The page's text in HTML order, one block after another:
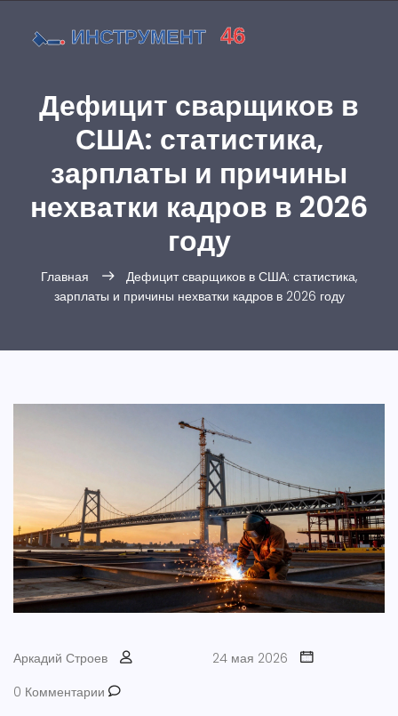
Дефицит сварщиков в
США: статистика,
зарплаты и причины
нехватки кадров в 2026
году
Главная
Дефицит сварщиков в США: статистика,
зарплаты и причины нехватки кадров в 2026 году
Аркадий Строев
24 мая 2026
0 Комментарии